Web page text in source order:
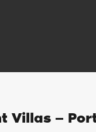
Villas —